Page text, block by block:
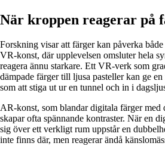
När kroppen reagerar på
Forskning visar att färger kan påverka
VR-konst, där upplevelsen omsluter hela
reagera ännu starkare. Ett VR-verk som
dämpade färger till ljusa pasteller kan ge
som att stiga ut ur en tunnel och in i
AR-konst, som blandar digitala färger med
skapar ofta spännande kontraster. När en
sig över ett verkligt rum uppstår en
inte finns där, men reagerar ändå